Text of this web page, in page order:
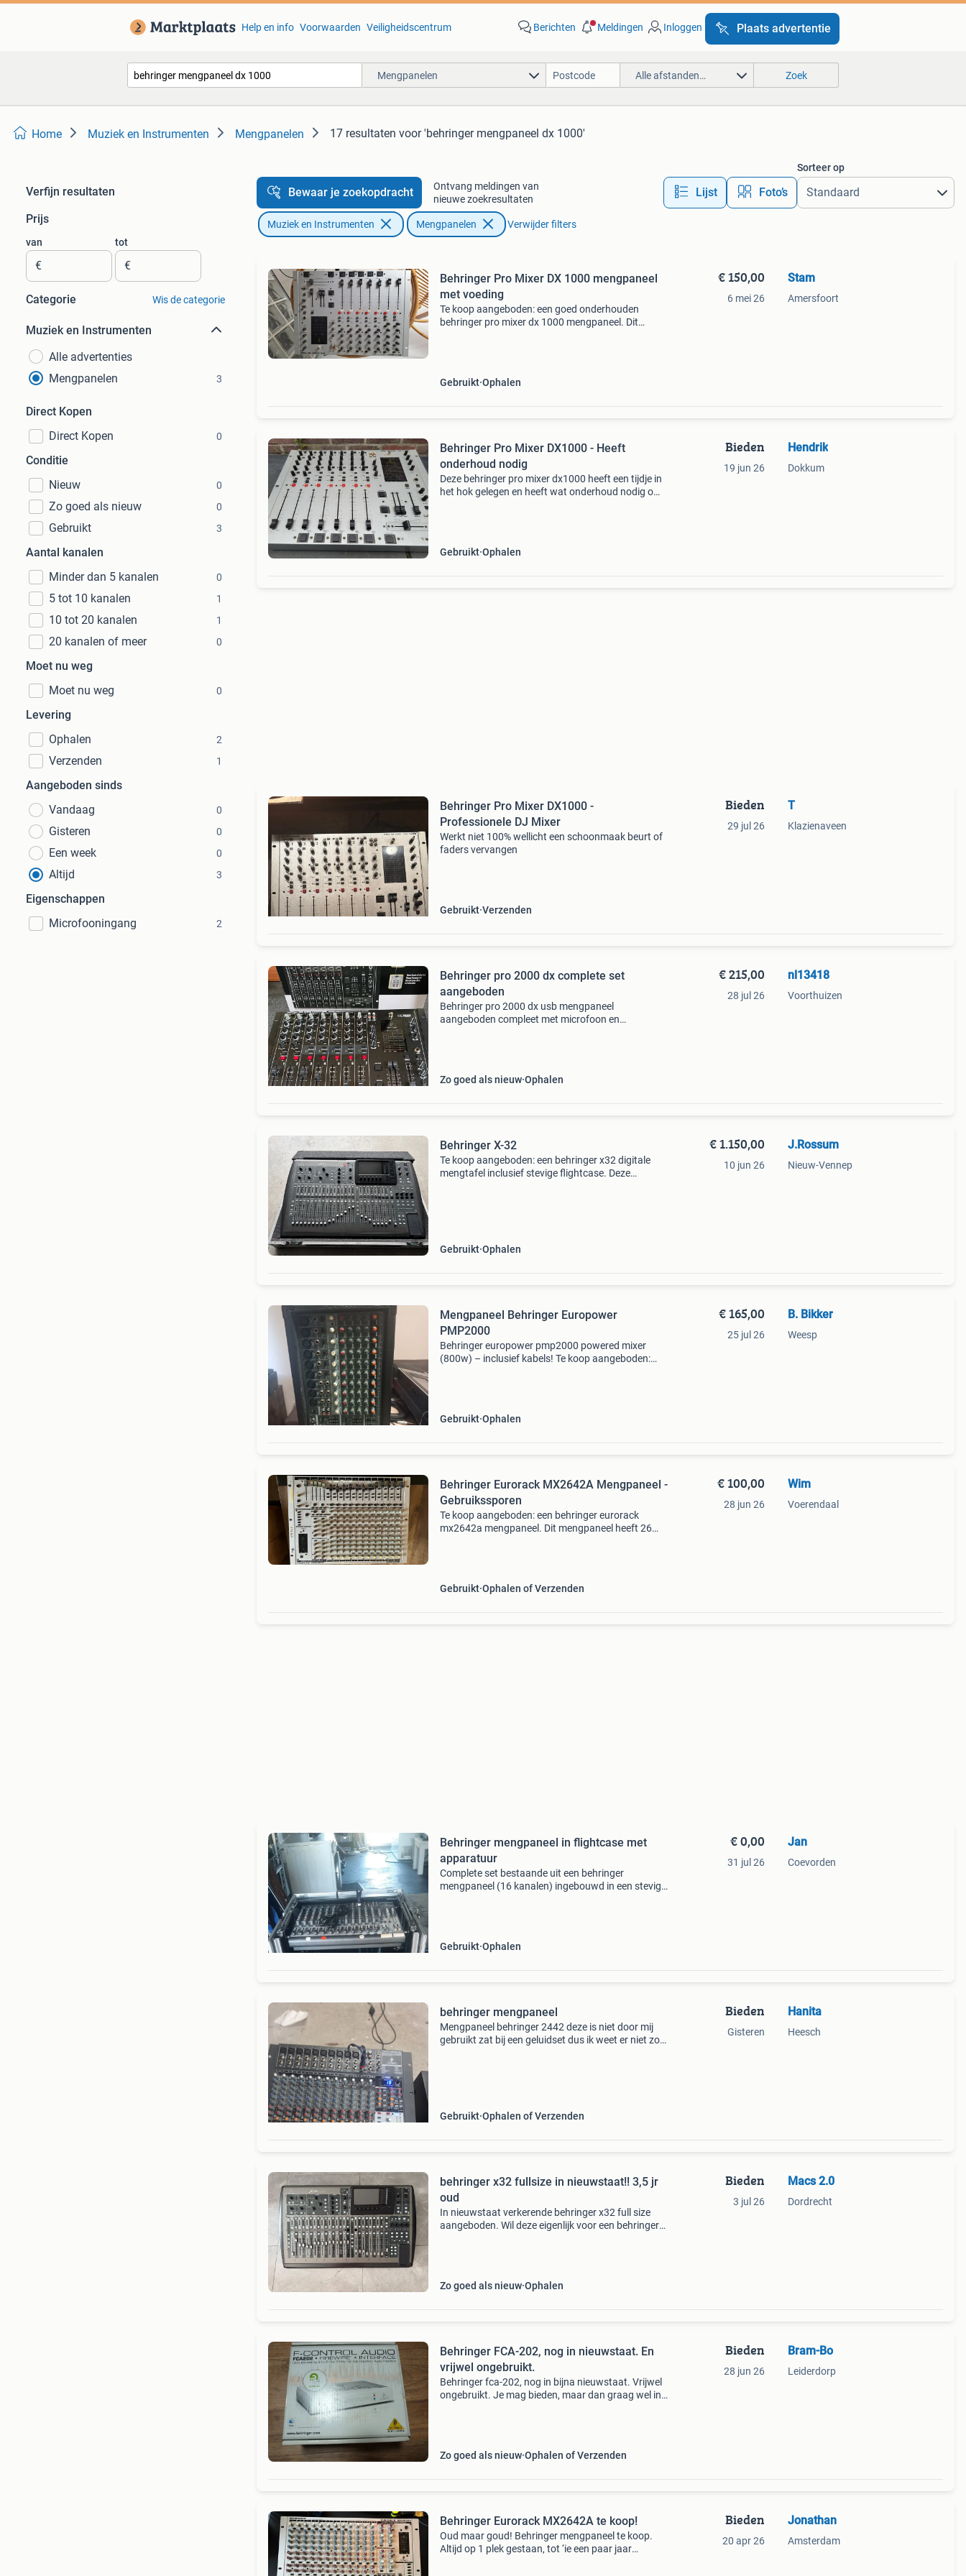
Help en info Voorwaarden Veiligheidscentrum Berichten Meldingen Inloggen Plaats advertentie
Mengpanelen Alle afstanden… Zoek
Home Muziek en Instrumenten Mengpanelen 17 resultaten voor 'behringer mengpaneel dx 1000'
Verfijn resultaten
Prijs
van
€
tot
€
Categorie Wis de categorie
Muziek en Instrumenten
Alle advertenties
Mengpanelen
3
Direct Kopen
Direct Kopen
0
Conditie
Nieuw
0
Zo goed als nieuw 0
Gebruikt 3
Aantal kanalen
Minder dan 5 kanalen
0
5 tot 10 kanalen 1
10 tot 20 kanalen 1
20 kanalen of meer 0
Moet nu weg
Moet nu weg
0
Levering
Ophalen
2
Verzenden 1
Aangeboden sinds
Vandaag
0
Gisteren 0
Een week 0
Altijd 3
Eigenschappen
Microfooningang
2
Bewaar je zoekopdracht
Ontvang meldingen van
nieuwe zoekresultaten
Lijst Foto’s
Sorteer op
Muziek en Instrumenten Mengpanelen Verwijder filters
Behringer Pro Mixer DX 1000 mengpaneel
met voeding
Te koop aangeboden: een goed onderhouden
behringer pro mixer dx 1000 mengpaneel. Dit
Gebruikt Ophalen
€ 150,00
6 mei 26
Stam
Amersfoort
Behringer Pro Mixer DX1000 - Heeft
onderhoud nodig
Deze behringer pro mixer dx1000 heeft een tijdje in
het hok gelegen en heeft wat onderhoud nodig om
Gebruikt Ophalen
Bieden
19 jun 26
Hendrik
Dokkum
Behringer Pro Mixer DX1000 -
Professionele DJ Mixer
Werkt niet 100% wellicht een schoonmaak beurt of
faders vervangen
Gebruikt Verzenden
Bieden
29 jul 26
T
Klazienaveen
Behringer pro 2000 dx complete set
aangeboden
Behringer pro 2000 dx usb mengpaneel
aangeboden compleet met microfoon en
Zo goed als nieuw Ophalen
€ 215,00
28 jul 26
nl13418
Voorthuizen
Behringer X-32
Te koop aangeboden: een behringer x32 digitale
mengtafel inclusief stevige flightcase. Deze
Gebruikt Ophalen
€ 1.150,00
10 jun 26
J.Rossum
Nieuw-Vennep
Mengpaneel Behringer Europower
PMP2000
Behringer europower pmp2000 powered mixer
(800w) – inclusief kabels! ​Te koop aangeboden:
Gebruikt Ophalen
€ 165,00
25 jul 26
B. Bikker
Weesp
Behringer Eurorack MX2642A Mengpaneel -
Gebruikssporen
Te koop aangeboden: een behringer eurorack
mx2642a mengpaneel. Dit mengpaneel heeft 26
Gebruikt Ophalen of Verzenden
€ 100,00
28 jun 26
Wim
Voerendaal
Behringer mengpaneel in flightcase met
apparatuur
Complete set bestaande uit een behringer
mengpaneel (16 kanalen) ingebouwd in een stevige
Gebruikt Ophalen
€ 0,00
31 jul 26
Jan
Coevorden
behringer mengpaneel
Mengpaneel behringer 2442 deze is niet door mij
gebruikt zat bij een geluidset dus ik weet er niet zo
Gebruikt Ophalen of Verzenden
Bieden
Gisteren
Hanita
Heesch
behringer x32 fullsize in nieuwstaat!! 3,5 jr
oud
In nieuwstaat verkerende behringer x32 full size
aangeboden. Wil deze eigenlijk voor een behringer
Zo goed als nieuw Ophalen
Bieden
3 jul 26
Macs 2.0
Dordrecht
Behringer FCA-202, nog in nieuwstaat. En
vrijwel ongebruikt.
Behringer fca-202, nog in bijna nieuwstaat. Vrijwel
ongebruikt. Je mag bieden, maar dan graag wel in
Zo goed als nieuw Ophalen of Verzenden
Bieden
28 jun 26
Bram-Bo
Leiderdorp
Behringer Eurorack MX2642A te koop!
Oud maar goud! Behringer mengpaneel te koop.
Altijd op 1 plek gestaan, tot ‘ie een paar jaar
Bieden
20 apr 26
Jonathan
Amsterdam